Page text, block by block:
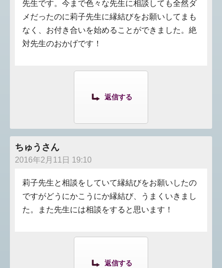
先生です。今まで色々な先生に相談しても全然ダ
メだったのに莉子先生に縁結びをお願いしてまも
なく、お付き合いを始めることができました。絶
対先生のおかげです！
返信する
ちゅうさん
2016年2月11日 19:10
莉子先生と相談をしていて縁結びをお願いしたの
ですがどうにかこうにか縁結び、うまくいきまし
た。また先生には相談をすると思います！
返信する